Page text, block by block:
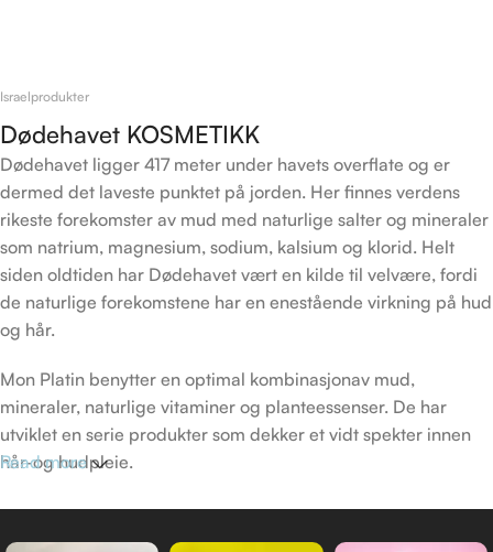
Israelprodukter
Dødehavet KOSMETIKK
Dødehavet ligger 417 meter under havets overflate og er
dermed det laveste punktet på jorden. Her finnes verdens
rikeste forekomster av mud med naturlige salter og mineraler
som natrium, magnesium, sodium, kalsium og klorid. Helt
siden oldtiden har Dødehavet vært en kilde til velvære, fordi
de naturlige forekomstene har en enestående virkning på hud
og hår.
Mon Platin benytter en optimal kombinasjonav mud,
mineraler, naturlige vitaminer og planteessenser. De har
utviklet en serie produkter som dekker et vidt spekter innen
hår-og hudpleie.
DSM (Dead Sea Minerals) produkt linje skapt av Mon Platin
sine forskere, er laget for alle de som verdsetter naturens
Read more